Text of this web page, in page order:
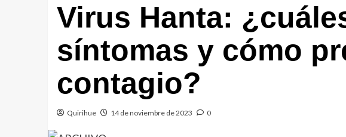
Virus Hanta:
síntomas y cómo
contagio?
Quirihue 14 de noviembre de 2023 0